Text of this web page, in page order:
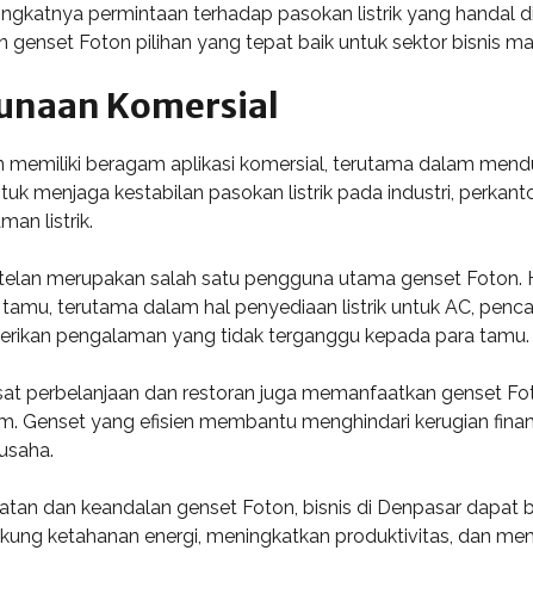
permintaan terhadap pasokan listrik yang handal
genset Foton pilihan yang tepat baik untuk sektor bisnis
Komersial
memiliki beragam aplikasi komersial, terutama dalam
menjaga kestabilan pasokan listrik pada industri,
listrik.
merupakan salah satu pengguna utama genset
terutama dalam hal penyediaan listrik untuk AC,
pengalaman yang tidak terganggu kepada para tamu.
perbelanjaan dan restoran juga memanfaatkan genset
Genset yang efisien membantu menghindari kerugian
dan keandalan genset Foton, bisnis di Denpasar
ketahanan energi, meningkatkan produktivitas, dan